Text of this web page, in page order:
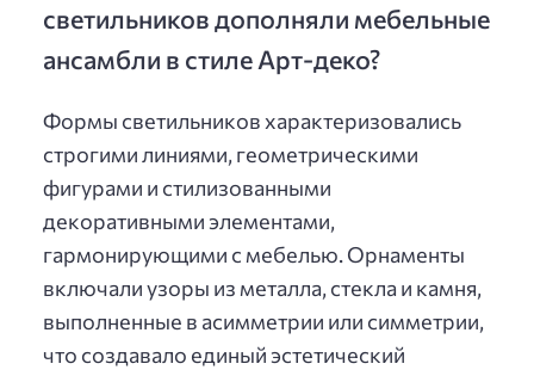
светильников дополняли мебельные
ансамбли в стиле Арт-деко?
Формы светильников характеризовались
строгими линиями, геометрическими
фигурами и стилизованными
декоративными элементами,
гармонирующими с мебелью. Орнаменты
включали узоры из металла, стекла и камня,
выполненные в асимметрии или симметрии,
что создавало единый эстетический